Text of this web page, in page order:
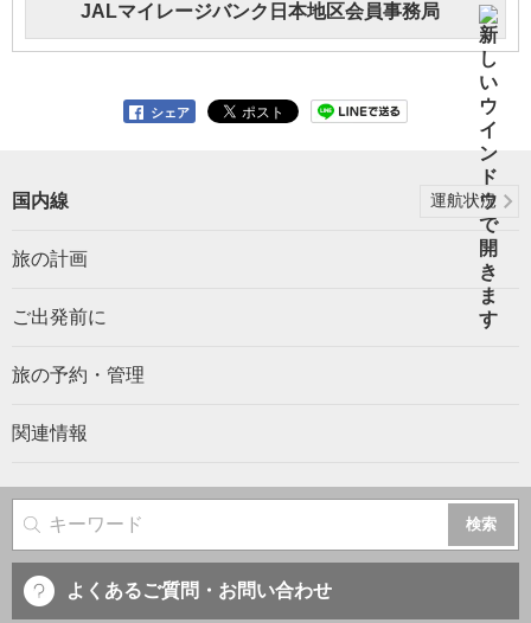
JALマイレージバンク日本地区会員事務局
シェア
国内線 運航状況
旅の計画
ご出発前に
旅の予約・管理
関連情報
サイト内検索
よくあるご質問・お問い合わせ